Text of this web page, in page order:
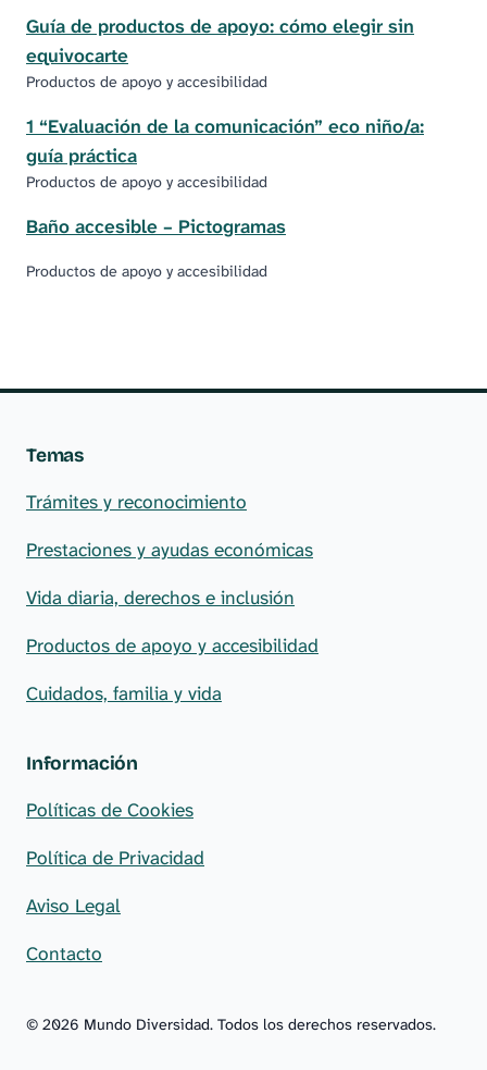
Guía de productos de apoyo: cómo elegir sin
equivocarte
Productos de apoyo y accesibilidad
1 “Evaluación de la comunicación” eco niño/a:
guía práctica
Productos de apoyo y accesibilidad
Baño accesible – Pictogramas
Productos de apoyo y accesibilidad
Temas
Trámites y reconocimiento
Prestaciones y ayudas económicas
Vida diaria, derechos e inclusión
Productos de apoyo y accesibilidad
Cuidados, familia y vida
Información
Políticas de Cookies
Política de Privacidad
Aviso Legal
Contacto
© 2026 Mundo Diversidad. Todos los derechos reservados.